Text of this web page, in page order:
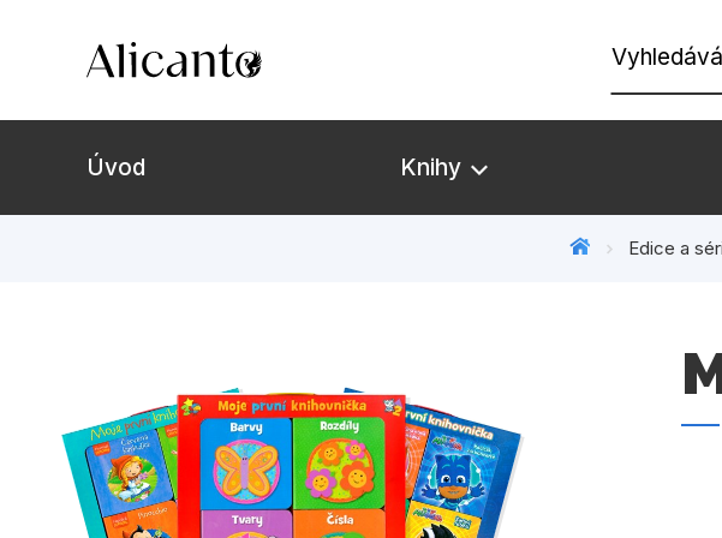
Úvod Knihy
Bestsellery
Tipy redakce
Beletrie
Kalendáře
Kuchařky
Edice a